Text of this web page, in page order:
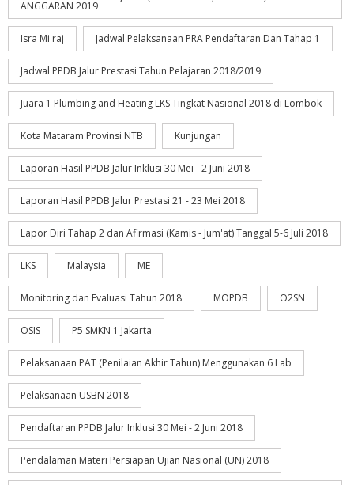
ANGGARAN 2019
Isra Mi'raj Jadwal Pelaksanaan PRA Pendaftaran Dan Tahap 1
Jadwal PPDB Jalur Prestasi Tahun Pelajaran 2018/2019
Juara 1 Plumbing and Heating LKS Tingkat Nasional 2018 di Lombok
Kota Mataram Provinsi NTB Kunjungan
Laporan Hasil PPDB Jalur Inklusi 30 Mei - 2 Juni 2018
Laporan Hasil PPDB Jalur Prestasi 21 - 23 Mei 2018
Lapor Diri Tahap 2 dan Afirmasi (Kamis - Jum'at) Tanggal 5-6 Juli 2018
LKS Malaysia ME
Monitoring dan Evaluasi Tahun 2018 MOPDB O2SN
OSIS P5 SMKN 1 Jakarta
Pelaksanaan PAT (Penilaian Akhir Tahun) Menggunakan 6 Lab
Pelaksanaan USBN 2018
Pendaftaran PPDB Jalur Inklusi 30 Mei - 2 Juni 2018
Pendalaman Materi Persiapan Ujian Nasional (UN) 2018